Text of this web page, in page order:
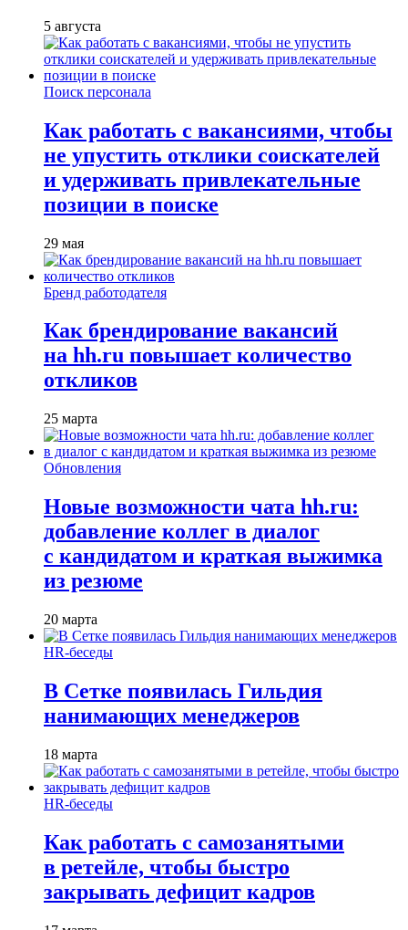
5 августа
Поиск персонала
Как работать с вакансиями, чтобы
не упустить отклики соискателей
и удерживать привлекательные
позиции в поиске
29 мая
Бренд работодателя
Как брендирование вакансий
на hh.ru повышает количество
откликов
25 марта
Обновления
Новые возможности чата hh.ru:
добавление коллег в диалог
с кандидатом и краткая выжимка
из резюме
20 марта
HR-беседы
В Сетке появилась Гильдия
нанимающих менеджеров
18 марта
HR-беседы
Как работать с самозанятыми
в ретейле, чтобы быстро
закрывать дефицит кадров